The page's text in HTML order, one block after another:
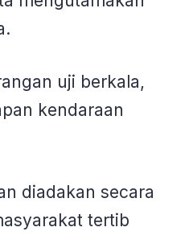
uji berkala,
kendaraan
diadakan secara
tertib